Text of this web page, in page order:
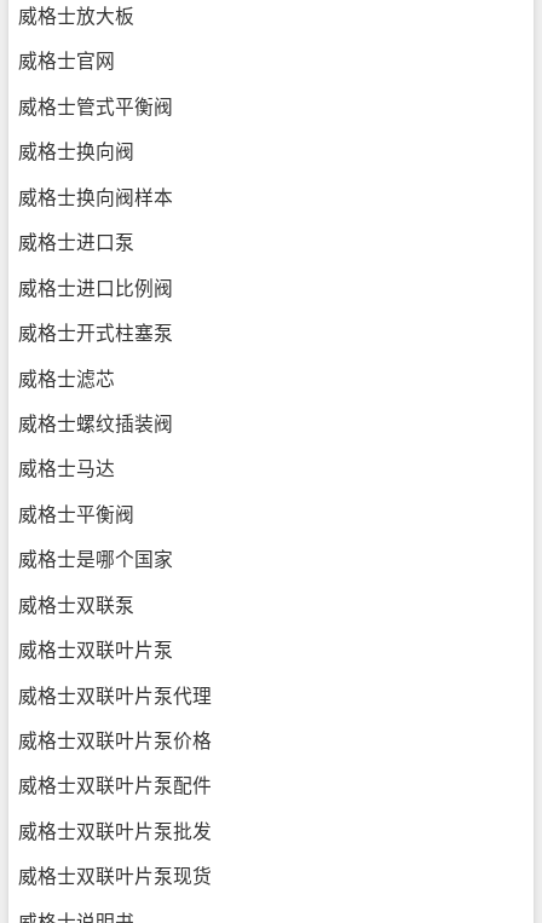
威格士放大板
威格士官网
威格士管式平衡阀
威格士换向阀
威格士换向阀样本
威格士进口泵
威格士进口比例阀
威格士开式柱塞泵
威格士滤芯
威格士螺纹插装阀
威格士马达
威格士平衡阀
威格士是哪个国家
威格士双联泵
威格士双联叶片泵
威格士双联叶片泵代理
威格士双联叶片泵价格
威格士双联叶片泵配件
威格士双联叶片泵批发
威格士双联叶片泵现货